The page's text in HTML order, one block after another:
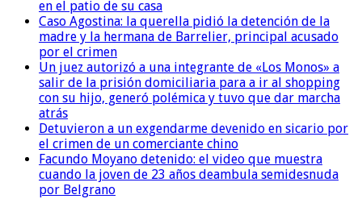
en el patio de su casa
Caso Agostina: la querella pidió la detención de la
madre y la hermana de Barrelier, principal acusado
por el crimen
Un juez autorizó a una integrante de «Los Monos» a
salir de la prisión domiciliaria para a ir al shopping
con su hijo, generó polémica y tuvo que dar marcha
atrás
Detuvieron a un exgendarme devenido en sicario por
el crimen de un comerciante chino
Facundo Moyano detenido: el video que muestra
cuando la joven de 23 años deambula semidesnuda
por Belgrano